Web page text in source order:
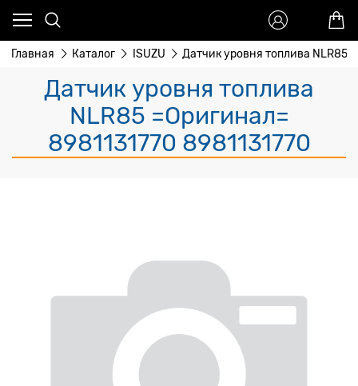
Главная Каталог ISUZU Датчик уровня топлива NLR85
Датчик уровня топлива
NLR85 =Оригинал=
8981131770 8981131770